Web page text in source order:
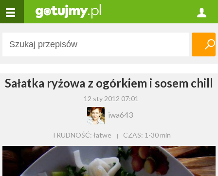
Sałatka ryżowa z ogórkiem i sosem chill
12 sty 2012 07:01
iwa643
TRUDNOŚĆ: łatwe CZAS: 1-30 min